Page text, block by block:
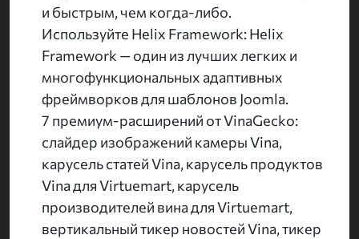
и быстрым, чем когда-либо.
Используйте Helix Framework: Helix
Framework — один из лучших легких и
многофункциональных адаптивных
фреймворков для шаблонов Joomla.
7 премиум-расширений от VinaGecko:
слайдер изображений камеры Vina,
карусель статей Vina, карусель продуктов
Vina для Virtuemart, карусель
производителей вина для Virtuemart,
вертикальный тикер новостей Vina, тикер